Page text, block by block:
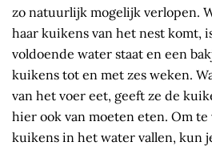
zo natuurlijk mogelijk verlopen.
haar kuikens van het nest komt,
voldoende water staat en een
kuikens tot en met zes weken.
van het voer eet, geeft ze de
hier ook van moeten eten. Om
kuikens in het water vallen, kun